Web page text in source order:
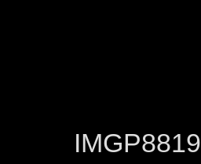
IMGP8819